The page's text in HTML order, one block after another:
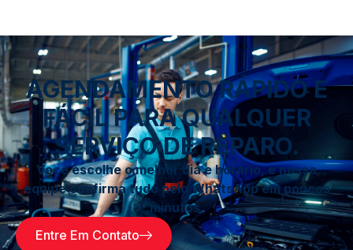
AGENDAMENTO RÁPIDO E
FÁCIL PARA QUALQUER
SERVIÇO DE REPARO.
Você escolhe o melhor dia e horário, e nossa
equipe confirma tudo pelo WhatsApp em poucos
minutos.
Entre Em Contato